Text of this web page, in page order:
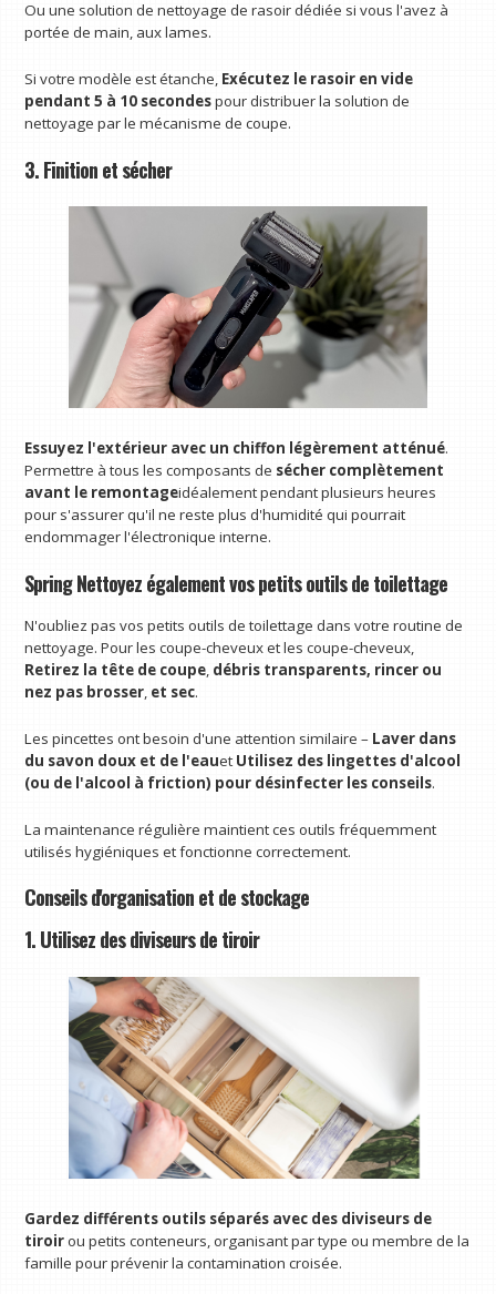
Ou une solution de nettoyage de rasoir dédiée si vous l'avez à
portée de main, aux lames.
Si votre modèle est étanche, Exécutez le rasoir en vide
pendant 5 à 10 secondespour distribuer la solution de
nettoyage par le mécanisme de coupe.
3. Finition et sécher
Essuyez l'extérieur avec un chiffon légèrement atténué.
Permettre à tous les composants de sécher complètement
avant le remontageidéalement pendant plusieurs heures
pour s'assurer qu'il ne reste plus d'humidité qui pourrait
endommager l'électronique interne.
Spring Nettoyez également vos petits outils de toilettage
N'oubliez pas vos petits outils de toilettage dans votre routine de
nettoyage. Pour les coupe-cheveux et les coupe-cheveux,
Retirez la tête de coupe, débris transparents, rincer ou
nez pas brosser, et sec.
Les pincettes ont besoin d'une attention similaire – Laver dans
du savon doux et de l'eauet Utilisez des lingettes d'alcool
(ou de l'alcool à friction) pour désinfecter les conseils.
La maintenance régulière maintient ces outils fréquemment
utilisés hygiéniques et fonctionne correctement.
Conseils d'organisation et de stockage
1. Utilisez des diviseurs de tiroir
Gardez différents outils séparés avec des diviseurs de
tiroirou petits conteneurs, organisant par type ou membre de la
famille pour prévenir la contamination croisée.